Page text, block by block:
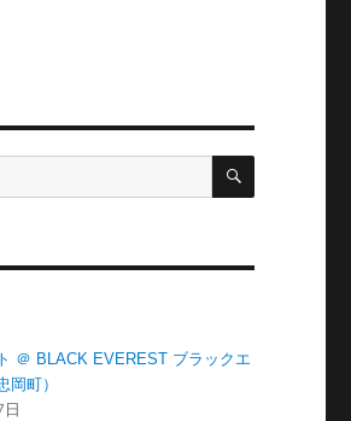
検
＠ BLACK EVEREST ブラックエ
岡町）